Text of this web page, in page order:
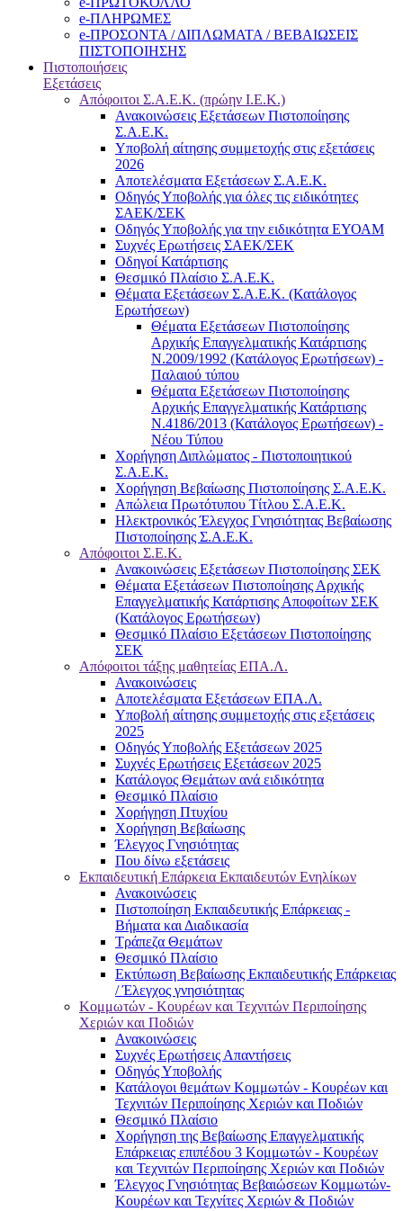
e-ΠΛΗΡΩΜΕΣ
e-ΠΡΟΣΟΝΤΑ / ΔΙΠΛΩΜΑΤΑ / ΒΕΒΑΙΩΣΕΙΣ
ΠΙΣΤΟΠΟΙΗΣΗΣ
Πιστοποιήσεις
Εξετάσεις
Απόφοιτοι Σ.Α.Ε.Κ. (πρώην Ι.Ε.Κ.)
Ανακοινώσεις Εξετάσεων Πιστοποίησης
Σ.Α.Ε.Κ.
Υποβολή αίτησης συμμετοχής στις εξετάσεις
2026
Αποτελέσματα Εξετάσεων Σ.Α.Ε.Κ.
Οδηγός Υποβολής για όλες τις ειδικότητες
ΣΑΕΚ/ΣΕΚ
Οδηγός Υποβολής για την ειδικότητα ΕΥΟΑΜ
Συχνές Ερωτήσεις ΣΑΕΚ/ΣΕΚ
Οδηγοί Κατάρτισης
Θεσμικό Πλαίσιο Σ.Α.Ε.Κ.
Θέματα Εξετάσεων Σ.Α.Ε.Κ. (Κατάλογος
Ερωτήσεων)
Θέματα Εξετάσεων Πιστοποίησης
Αρχικής Επαγγελματικής Κατάρτισης
Ν.2009/1992 (Κατάλογος Ερωτήσεων) -
Παλαιού τύπου
Θέματα Εξετάσεων Πιστοποίησης
Αρχικής Επαγγελματικής Κατάρτισης
Ν.4186/2013 (Κατάλογος Ερωτήσεων) -
Νέου Τύπου
Χορήγηση Διπλώματος - Πιστοποιητικού
Σ.Α.Ε.Κ.
Χορήγηση Βεβαίωσης Πιστοποίησης Σ.Α.Ε.Κ.
Απώλεια Πρωτότυπου Τίτλου Σ.Α.Ε.Κ.
Ηλεκτρονικός Έλεγχος Γνησιότητας Βεβαίωσης
Πιστοποίησης Σ.Α.Ε.Κ.
Απόφοιτοι Σ.Ε.Κ.
Ανακοινώσεις Εξετάσεων Πιστοποίησης ΣΕΚ
Θέματα Εξετάσεων Πιστοποίησης Αρχικής
Επαγγελματικής Κατάρτισης Αποφοίτων ΣΕΚ
(Κατάλογος Ερωτήσεων)
Θεσμικό Πλαίσιο Εξετάσεων Πιστοποίησης
ΣΕΚ
Απόφοιτοι τάξης μαθητείας ΕΠΑ.Λ.
Ανακοινώσεις
Αποτελέσματα Εξετάσεων ΕΠΑ.Λ.
Υποβολή αίτησης συμμετοχής στις εξετάσεις
2025
Οδηγός Υποβολής Εξετάσεων 2025
Συχνές Ερωτήσεις Εξετάσεων 2025
Κατάλογος Θεμάτων ανά ειδικότητα
Θεσμικό Πλαίσιο
Χορήγηση Πτυχίου
Χορήγηση Βεβαίωσης
Έλεγχος Γνησιότητας
Που δίνω εξετάσεις
Εκπαιδευτική Επάρκεια Εκπαιδευτών Ενηλίκων
Ανακοινώσεις
Πιστοποίηση Εκπαιδευτικής Επάρκειας -
Βήματα και Διαδικασία
Τράπεζα Θεμάτων
Θεσμικό Πλαίσιο
Εκτύπωση Βεβαίωσης Εκπαιδευτικής Επάρκειας
/ Έλεγχος γνησιότητας
Κομμωτών - Κουρέων και Τεχνιτών Περιποίησης
Χεριών και Ποδιών
Ανακοινώσεις
Συχνές Ερωτήσεις Απαντήσεις
Οδηγός Υποβολής
Κατάλογοι θεμάτων Κομμωτών - Κουρέων και
Τεχνιτών Περιποίησης Χεριών και Ποδιών
Θεσμικό Πλαίσιο
Χορήγηση της Βεβαίωσης Επαγγελματικής
Επάρκειας επιπέδου 3 Κομμωτών - Κουρέων
και Τεχνιτών Περιποίησης Χεριών και Ποδιών
Έλεγχος Γνησιότητας Βεβαιώσεων Κομμωτών-
Κουρέων και Τεχνίτες Χεριών & Ποδιών